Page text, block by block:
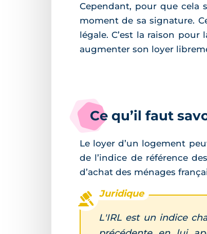
Cependant, pour que cela
moment de sa signature.
légale. C’est la raison
augmenter son loyer
Ce qu’il faut
Le loyer d’un logement
de l’indice de référence
d’achat des ménages
L'IRL est un indice